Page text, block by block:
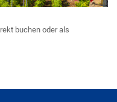
buchen oder als